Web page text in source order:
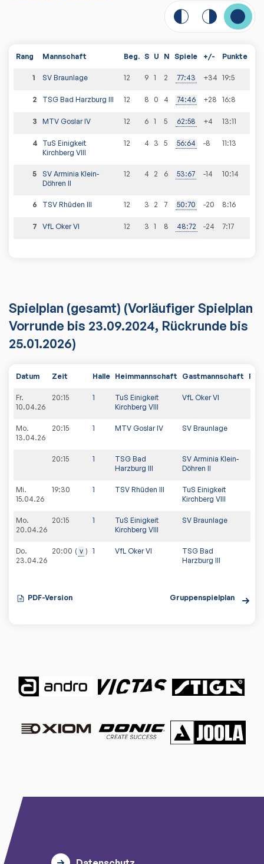
Rang Mannschaft Beg. S U N Spiele +/- Punkte
1 SV Braunlage 12 9 1 2 77:43 +34 19:5
2 TSG Bad Harzburg III 12 8 0 4 74:46 +28 16:8
3 MTV Goslar IV 12 6 1 5 62:58 +4 13:11
4
TuS Einigkeit
Kirchberg VIII
12 4 3 5 56:64 -8 11:13
5
SV Arminia Klein-
Döhren II
12 4 2 6 53:67 -14 10:14
6 TSV Rhüden III 12 3 2 7 50:70 -20 8:16
7 VfL Oker VI 12 3 1 8 48:72 -24 7:17
Spielplan (gesamt) (Vorläufiger Spielplan
Vorrunde bis 23.09.2024, Rückrunde bis
25.01.2026)
Datum Zeit Halle Heimmannschaft Gastmannschaft PDF
Fr.
10.04.26
20:15 1
TuS Einigkeit
Kirchberg VIII
VfL Oker VI
Mo.
13.04.26
20:15 1 MTV Goslar IV SV Braunlage
20:15 1
TSG Bad
Harzburg III
SV Arminia Klein-
Döhren II
Mi.
15.04.26
19:30 1 TSV Rhüden III
TuS Einigkeit
Kirchberg VIII
Mo.
20.04.26
20:15 1
TuS Einigkeit
Kirchberg VIII
SV Braunlage
Do.
23.04.26
20:00 v 1 VfL Oker VI
TSG Bad
Harzburg III
PDF-Version Gruppenspielplan